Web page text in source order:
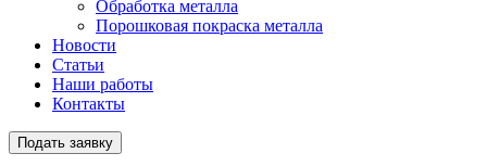
Обработка металла
Порошковая покраска металла
Новости
Статьи
Наши работы
Контакты
Подать заявку